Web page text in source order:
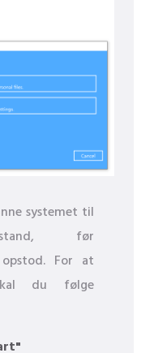
systemet til
før
opstod. For at
du følge